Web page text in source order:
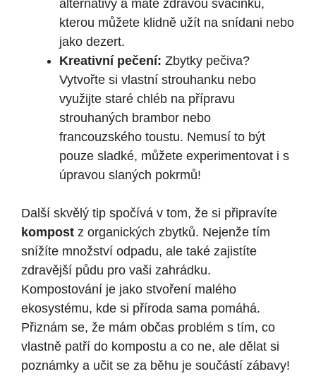
alternativy a máte zdravou svačinku,
kterou můžete klidně užít na snídani nebo
jako dezert.
Kreativní pečení: Zbytky pečiva?
Vytvořte si vlastní strouhanku nebo
využijte staré chléb na přípravu
strouhaných brambor nebo
francouzského toustu. Nemusí to být
pouze sladké, můžete experimentovat i s
úpravou slaných pokrmů!
Další skvělý tip spočívá v tom, že si připravíte
kompost z organických zbytků. Nejenže tím
snížíte množství odpadu, ale také zajistíte
zdravější půdu pro vaši zahrádku.
Kompostování je jako stvoření malého
ekosystému, kde si příroda sama pomáhá.
Přiznám se, že mám občas problém s tím, co
vlastně patří do kompostu a co ne, ale dělat si
poznámky a učit se za běhu je součástí zábavy!